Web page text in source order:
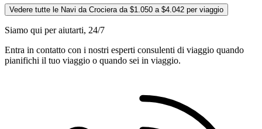
Vedere tutte le Navi da Crociera da $1.050 a $4.042 per viaggio
Siamo qui per aiutarti, 24/7
Entra in contatto con i nostri esperti consulenti di viaggio quando
pianifichi il tuo viaggio o quando sei in viaggio.